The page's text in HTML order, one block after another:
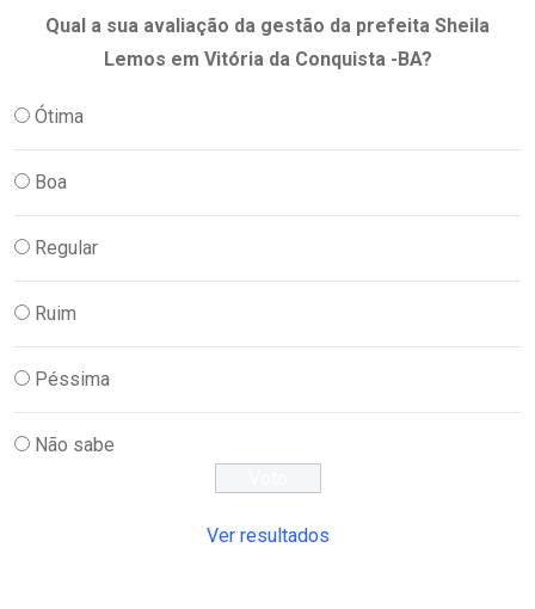
Qual a sua avaliação da gestão da prefeita Sheila
Lemos em Vitória da Conquista -BA?
Ótima
Boa
Regular
Ruim
Péssima
Não sabe
Ver resultados